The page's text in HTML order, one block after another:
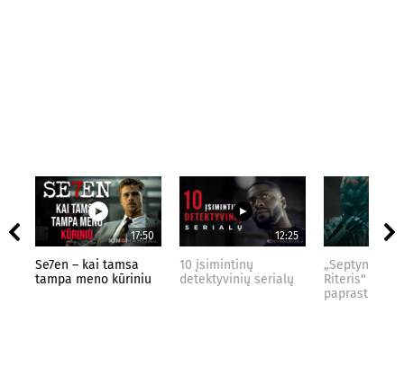
17:50
Se7en – kai tamsa
tampa meno kūriniu
12:25
10 įsimintinų
detektyvinių serialų
„Septynių
Riteris" – kai
paprastumas